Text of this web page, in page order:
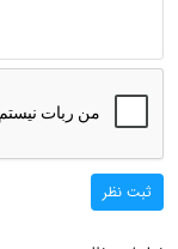
ثبت نظر